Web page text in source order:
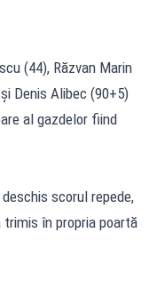
(44), Răzvan Marin
Denis Alibec (90+5)
al gazdelor fiind
scorul repede,
trimis în propria poartă